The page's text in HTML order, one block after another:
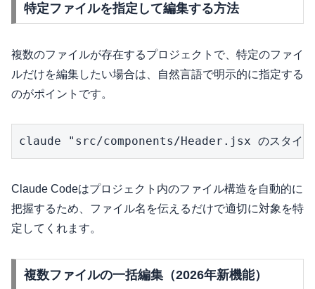
特定ファイルを指定して編集する方法
複数のファイルが存在するプロジェクトで、特定のファイ
ルだけを編集したい場合は、自然言語で明示的に指定する
のがポイントです。
claude "src/components/Header.jsx のスタイルを
Claude Codeはプロジェクト内のファイル構造を自動的に
把握するため、ファイル名を伝えるだけで適切に対象を特
定してくれます。
複数ファイルの一括編集（2026年新機能）